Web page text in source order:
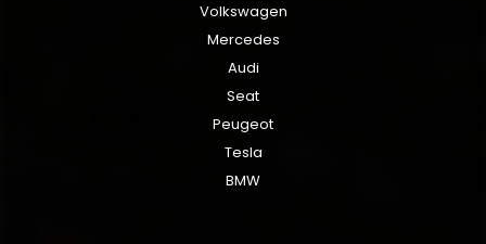
Volkswagen
Mercedes
Audi
Seat
Peugeot
Tesla
BMW